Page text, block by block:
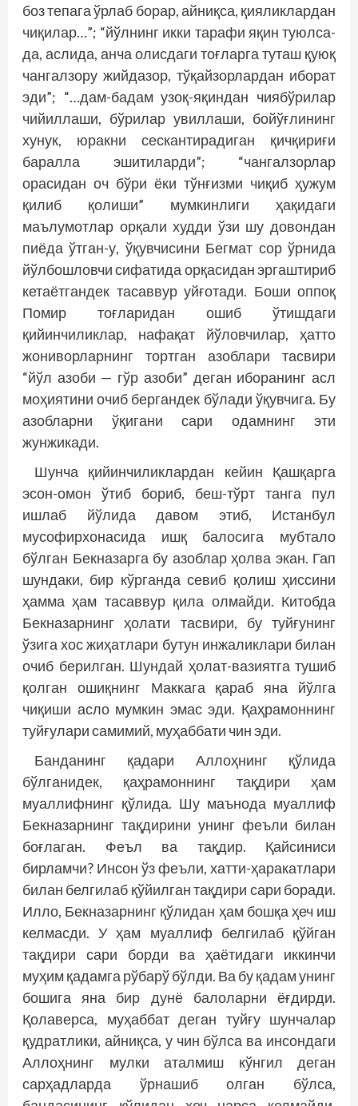
боз тепага ўрлаб борар, айниқса, қияликлардан
чиқилар…”; “йўлнинг икки тарафи яқин туюлса-
да, аслида, анча олисдаги тоғларга туташ қуюқ
чангалзору жийдазор, тўқайзорлардан иборат
эди”; “…дам-бадам узоқ-яқиндан чиябўрилар
чийиллаши, бўрилар увиллаши, бойўғлининг
хунук, юракни сескантирадиган қичқириғи
баралла эшитиларди”; “чангалзорлар
орасидан оч бўри ёки тўнғизми чиқиб ҳужум
қилиб қолиши” мумкинлиги ҳақидаги
маълумотлар орқали худди ўзи шу довондан
пиёда ўтган-у, ўқувчисини Бегмат сор ўрнида
йўлбошловчи сифатида орқасидан эргаштириб
кетаётгандек тасаввур уйғотади. Боши оппоқ
Помир тоғларидан ошиб ўтишдаги
қийинчиликлар, нафақат йўловчилар, ҳатто
жониворларнинг тортган азоблари тасвири
“йўл азоби — гўр азоби” деган иборанинг асл
моҳиятини очиб бергандек бўлади ўқувчига. Бу
азобларни ўқигани сари одамнинг эти
жунжикади.
Шунча қийинчиликлардан кейин Қашқарга
эсон-омон ўтиб бориб, беш-тўрт танга пул
ишлаб йўлида давом этиб, Истанбул
мусофирхонасида ишқ балосига мубтало
бўлган Бекназарга бу азоблар ҳолва экан. Гап
шундаки, бир кўрганда севиб қолиш ҳиссини
ҳамма ҳам тасаввур қила олмайди. Китобда
Бекназарнинг ҳолати тасвири, бу туйғунинг
ўзига хос жиҳатлари бутун инжаликлари билан
очиб берилган. Шундай ҳолат-вазиятга тушиб
қолган ошиқнинг Маккага қараб яна йўлга
чиқиши асло мумкин эмас эди. Қаҳрамоннинг
туйғулари самимий, муҳаббати чин эди.
Банданинг қадари Аллоҳнинг қўлида
бўлганидек, қаҳрамоннинг тақдири ҳам
муаллифнинг қўлида. Шу маънода муаллиф
Бекназарнинг тақдирини унинг феъли билан
боғлаган. Феъл ва тақдир. Қайсиниси
бирламчи? Инсон ўз феъли, хатти-ҳаракатлари
билан белгилаб қўйилган тақдири сари боради.
Илло, Бекназарнинг қўлидан ҳам бошқа ҳеч иш
келмасди. У ҳам муаллиф белгилаб қўйган
тақдири сари борди ва ҳаётидаги иккинчи
муҳим қадамга рўбарў бўлди. Ва бу қадам унинг
бошига яна бир дунё балоларни ёғдирди.
Қолаверса, муҳаббат деган туйғу шунчалар
қудратлики, айниқса, у чин бўлса ва инсондаги
Аллоҳнинг мулки аталмиш кўнгил деган
сарҳадларда ўрнашиб олган бўлса,